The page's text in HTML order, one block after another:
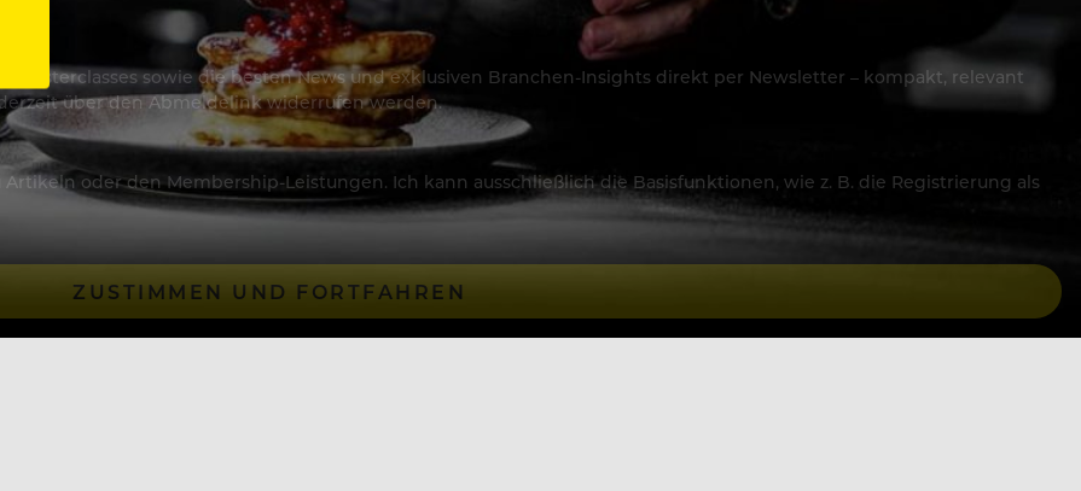
Masterclasses sowie die besten News und exklusiven Branchen-Insights direkt per Newsletter – kompakt, relevant
über den Abmeldelink widerrufen werden.
oder den Membership-Leistungen. Ich kann ausschließlich die Basisfunktionen, wie z. B. die Registrierung als
ZUSTIMMEN UND FORTFAHREN